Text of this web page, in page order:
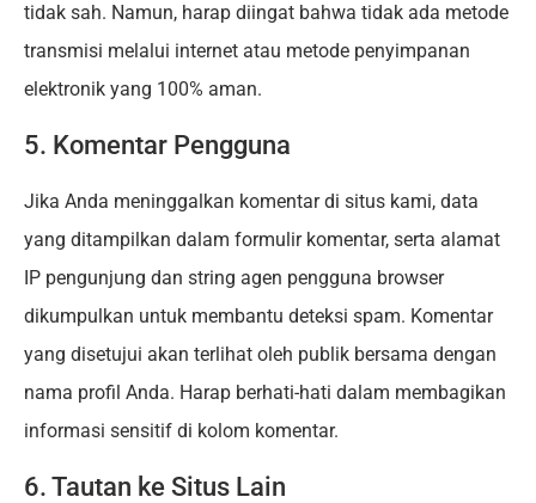
tidak sah. Namun, harap diingat bahwa tidak ada metode
transmisi melalui internet atau metode penyimpanan
elektronik yang 100% aman.
5. Komentar Pengguna
Jika Anda meninggalkan komentar di situs kami, data
yang ditampilkan dalam formulir komentar, serta alamat
IP pengunjung dan string agen pengguna browser
dikumpulkan untuk membantu deteksi spam. Komentar
yang disetujui akan terlihat oleh publik bersama dengan
nama profil Anda. Harap berhati-hati dalam membagikan
informasi sensitif di kolom komentar.
6. Tautan ke Situs Lain